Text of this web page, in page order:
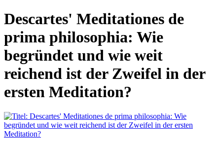
Descartes' Meditationes de
prima philosophia: Wie
begründet und wie weit
reichend ist der Zweifel in der
ersten Meditation?